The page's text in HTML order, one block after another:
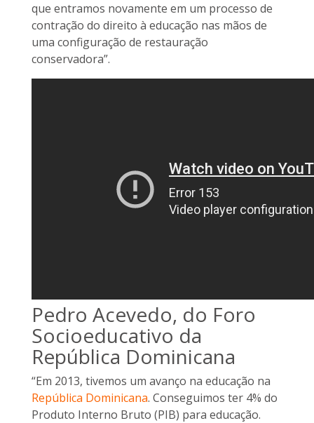
que entramos novamente em um processo de
contração do direito à educação nas mãos de
uma configuração de restauração
conservadora”.
Pedro Acevedo, do Foro
Socioeducativo da
República Dominicana
“Em 2013, tivemos um avanço na educação na
República Dominicana. Conseguimos ter 4% do
Produto Interno Bruto (PIB) para educação.